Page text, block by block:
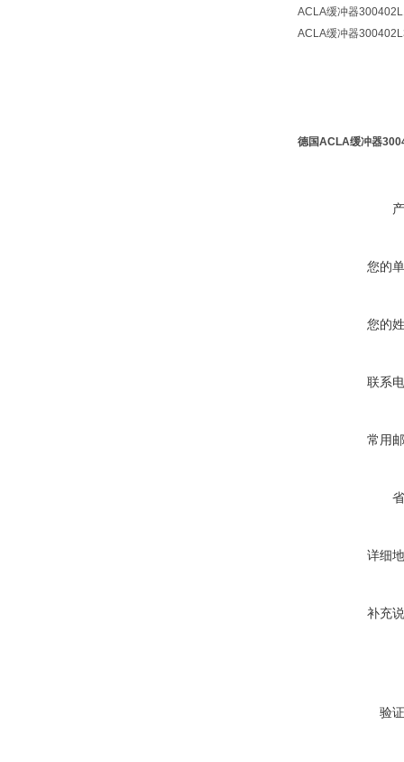
ACLA缓冲器
ACLA缓冲器
德国ACLA缓冲器
您的
您的
联系
常用
详细
补充
验